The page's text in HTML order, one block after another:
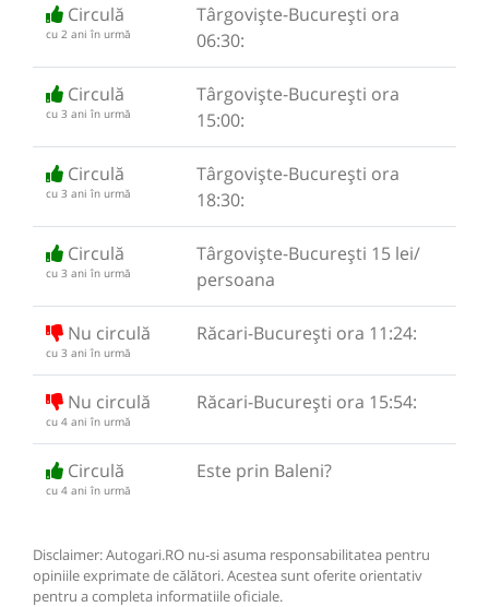
Circulă
cu 2 ani în urmă
Târgoviște-București ora
06:30:
Circulă
cu 3 ani în urmă
Târgoviște-București ora
15:00:
Circulă
cu 3 ani în urmă
Târgoviște-București ora
18:30:
Circulă
cu 3 ani în urmă
Târgoviște-București 15 lei/
persoana
Nu circulă
cu 3 ani în urmă
Răcari-București ora 11:24:
Nu circulă
cu 4 ani în urmă
Răcari-București ora 15:54:
Circulă
cu 4 ani în urmă
Este prin Baleni?
Disclaimer: Autogari.RO nu-si asuma responsabilitatea pentru
opiniile exprimate de călători. Acestea sunt oferite orientativ
pentru a completa informatiile oficiale.